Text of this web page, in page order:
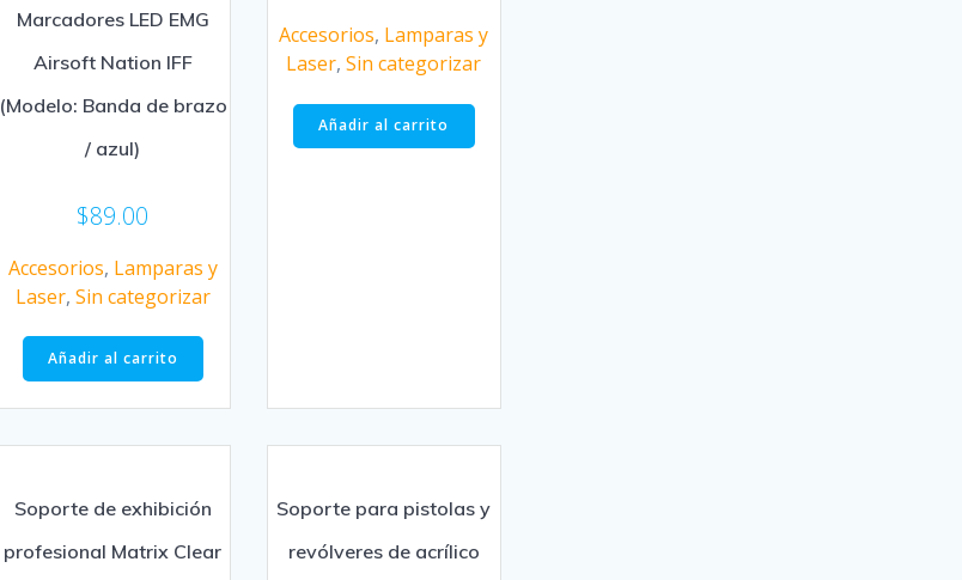
Marcadores LED EMG
Airsoft Nation IFF
(Modelo: Banda de brazo
/ azul)
$89.00
Accesorios, Lamparas y
Laser, Sin categorizar
Añadir al carrito
Accesorios, Lamparas y
Laser,Sin categorizar
Añadir al carrito
Soporte de exhibición
profesional Matrix Clear
Soporte para pistolas y
revólveres de acrílico